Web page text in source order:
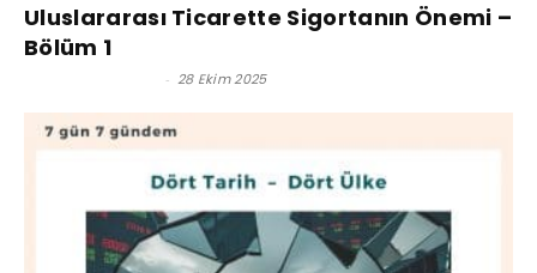
Uluslararası Ticarette Sigortanın Önemi –
Bölüm 1
- 28 Ekim 2025